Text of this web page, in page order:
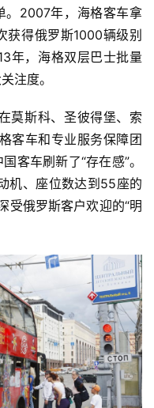
。2007年，海格客车拿
获得俄罗斯1000辆级别
年，海格双层巴士批量
注度。
莫斯科、圣彼得堡、索
客车和专业服务保障团
客车刷新了“存在感”。
机、座位数达到55座的
受俄罗斯客户欢迎的“明